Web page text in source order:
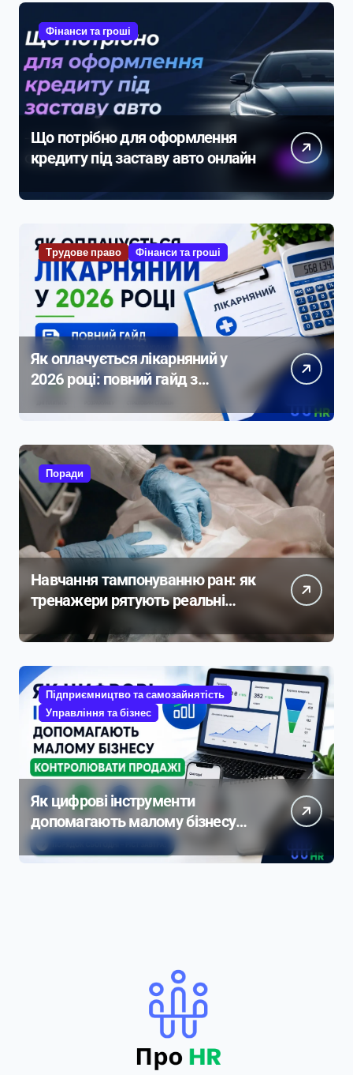
Фінанси та гроші
Що потрібно для оформлення
кредиту під заставу авто онлайн
Трудове право Фінанси та гроші
Як оплачується лікарняний у
2026 році: повний гайд з
Поради
Навчання тампонуванню ран: як
тренажери рятують реальні
життя
Підприємництво та самозайнятість
Управління та бізнес
Як цифрові інструменти
допомагають малому бізнесу
контролювати продажі